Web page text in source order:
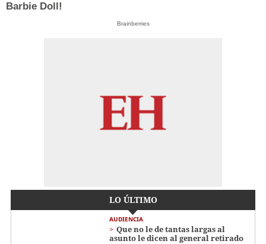
Barbie Doll!
Brainberries
LO ÚLTIMO
AUDIENCIA
Que no le de tantas largas al
asunto le dicen al general retirado